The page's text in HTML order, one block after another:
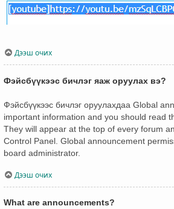
Дээш очих
Фэйсбүүкээс бичлэг яаж оруулах вэ?
Фэйсбүүкээс бичлэг оруулахдаа Global
important information and you should read
They will appear at the top of every forum
Control Panel. Global announcement
board administrator.
Дээш очих
What are announcements?